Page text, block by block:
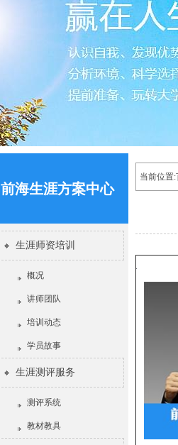
前海生涯方案中心
生涯师资培训
概况
讲师团队
培训动态
学员故事
生涯测评服务
测评系统
教材教具
当前位置: